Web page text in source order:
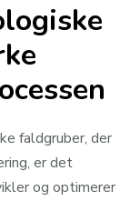
faldgruber, der
er det
og optimerer